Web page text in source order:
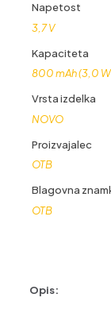
Napetost
3,7 V
Kapaciteta
800 mAh (3,0
Vrsta izdelka
NOVO
Proizvajalec
OTB
Blagovna
OTB
Opis: